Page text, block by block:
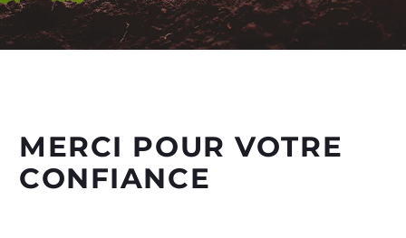
MERCI POUR VOTRE
CONFIANCE